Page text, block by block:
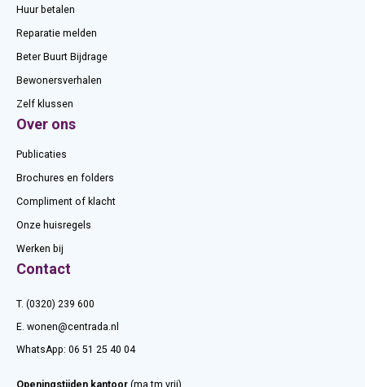
Huur betalen
Reparatie melden
Beter Buurt Bijdrage
Bewonersverhalen
Zelf klussen
Over ons
Publicaties
Brochures en folders
Compliment of klacht
Onze huisregels
Werken bij
Contact
T. (0320) 239 600
E. wonen@centrada.nl
WhatsApp: 06 51 25 40 04
Openingstijden kantoor (ma tm vrij)